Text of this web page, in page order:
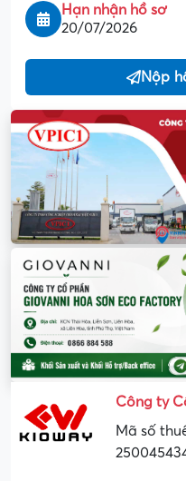
Hạn nhận hồ sơ
20/07/2026
Nộp
Công ty
Mã số